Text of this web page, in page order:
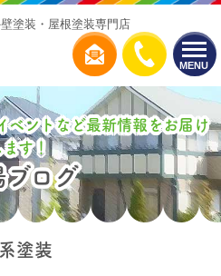
MENU
塗装・屋根塗装専門店
ベントなど最新情報をお届け
ます！
ブログ
塗装